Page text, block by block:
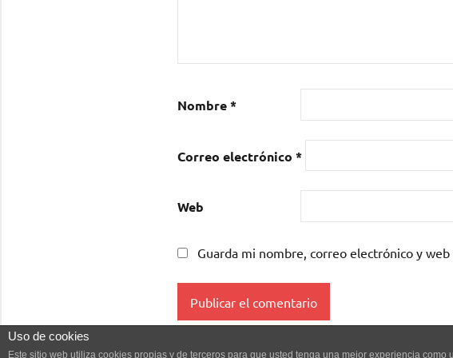
Nombre*
Correo electrónico *
Web
Guarda mi nombre, correo electrónico y
Uso de cookies
Este sitio web utiliza cookies propias y de terceros para que usted tenga una mejor experiencia